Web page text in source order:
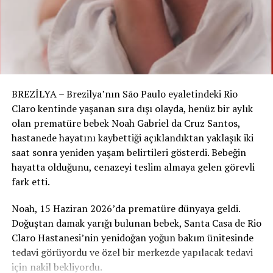
oranında artış gösterdi. Şirket, önümüzdeki hafta mali
çeyrek sonuçlarını açıklayacak ve bu açıklamayla yapay
zeka projelerine dair daha fazla ayrıntı paylaşılması
bekleniyor.
YASAL UYARI:Bu haberin tüm yayın hakları
www.isvicreninsesi.chsitesine aittir. İçerikler, izinsiz
olarak kopyalanamaz, paylaşılmaz ve sosyal medya
platformlarında içerik üretimi amacıyla kullanılamaz.
İsviçre dışındakipaylaşımlarda, haberin linki kaynak
gösterilerek kullanılabilir. Sosyal medya
platformlarında, sayfamız etiketlenmeden paylaşım
yapılması yasaktır.
RELATED TOPICS:
UP NEXT
BREZİLYA – Brezilya’nın São Paulo eyaletindeki Rio
Claro kentinde yaşanan sıra dışı olayda, henüz bir aylık
olan prematüre bebek Noah Gabriel da Cruz Santos,
hastanede hayatını kaybettiği açıklandıktan yaklaşık iki
saat sonra yeniden yaşam belirtileri gösterdi. Bebeğin
hayatta olduğunu, cenazeyi teslim almaya gelen görevli
fark etti.
Noah, 15 Haziran 2026’da prematüre dünyaya geldi.
Doğuştan damak yarığı bulunan bebek, Santa Casa de Rio
Claro Hastanesi’nin yenidoğan yoğun bakım ünitesinde
tedavi görüyordu ve özel bir merkezde yapılacak tedavi
için nakil bekliyordu.